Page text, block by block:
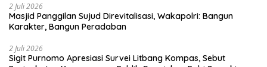
2 Juli 2026
Masjid Panggilan Sujud Direvitalisasi, Wakapolri: Bangun
Karakter, Bangun Peradaban
2 Juli 2026
Sigit Purnomo Apresiasi Survei Litbang Kompas, Sebut